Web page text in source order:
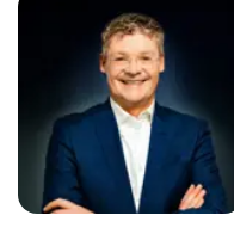
Geschäftsmodelle, CRM und
Business Intelligence.